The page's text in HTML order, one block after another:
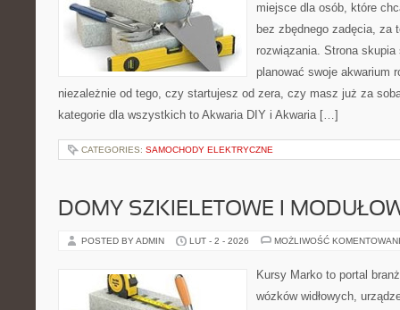
miejsce dla osób, które
bez zbędnego zadęcia, za
rozwiązania. Strona
planować swoje akwarium
niezależnie od tego, czy startujesz od zera, czy masz już za
kategorie dla wszystkich to Akwaria DIY i Akwaria […]
CATEGORIES: SAMOCHODY ELEKTRYCZNE
DOMY SZKIELETOWE I
POSTED BY ADMIN LUT - 2 - 2026 MOŻLIWOŚĆ
Kursy Marko to portal
wózków widłowych,